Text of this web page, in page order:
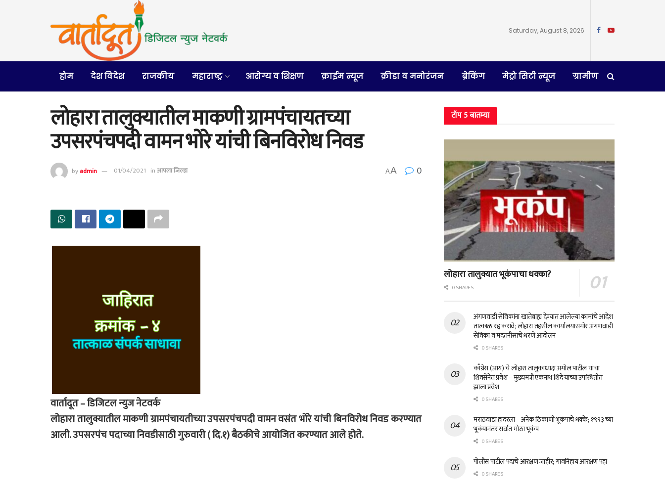
Saturday, August 8, 2026
होम देश विदेश राजकीय महाराष्ट्र आरोग्य व शिक्षण क्राईम न्यूज क्रीडा व मनोरंजन ब्रेकिंग मेट्रो सिटी न्यूज ग्रामीण
लोहारा तालुक्यातील माकणी ग्रामपंचायतच्या
उपसरपंचपदी वामन भोरे यांची बिनविरोध निवड
byadmin 01/04/2021 inआपला जिल्हा AA 0
वार्तादूत – डिजिटल न्युज नेटवर्क
लोहारा तालुक्यातील माकणी ग्रामपंचायतीच्या उपसरपंचपदी वामन वसंत भोरे यांची बिनविरोध निवड करण्यात
आली. उपसरपंच पदाच्या निवडीसाठी गुरुवारी ( दि.१) बैठकीचे आयोजित करण्यात आले होते.
टॉप 5 बातम्या
लोहारा तालुक्यात भूकंपाचा धक्का?
0 SHARES
अंगणवाडी सेविकांना खातेबाह्य देण्यात आलेल्या कामांचे आदेश
तात्काळ रद्द करावे; लोहारा तहसील कार्यालयासमोर अंगणवाडी
सेविका व मदतनीसांचे धरणे आंदोलन
0 SHARES
काँग्रेस (आय) चे लोहारा तालुकाध्यक्ष अमोल पाटील यांचा
शिवसेनेत प्रवेश – मुख्यमंत्री एकनाथ शिंदे यांच्या उपस्थितीत
झाला प्रवेश
0 SHARES
मराठवाडा हादरला – अनेक ठिकाणी भूकंपाचे धक्के; १९९३ च्या
भूकंपानंतर सर्वात मोठा भूकंप
0 SHARES
पोलीस पाटील पदाचे आरक्षण जाहीर; गावनिहाय आरक्षण पहा
0 SHARES